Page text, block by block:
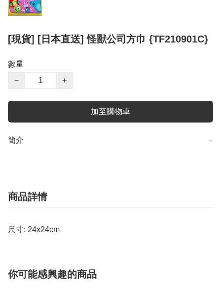
[現貨] [日本直送] 怪獸公司方巾 {TF210901C}
數量
−
+
加至購物車
簡介 −
商品詳情
尺寸: 24x24cm
你可能感興趣的商品